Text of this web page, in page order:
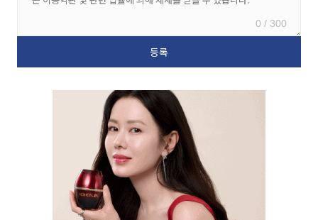
0 / 300